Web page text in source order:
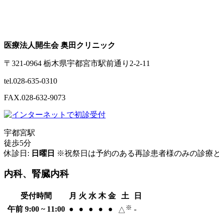
医療法人開生会 奥田クリニック
〒321-0964 栃木県宇都宮市駅前通り2-2-11
tel.028-635-0310
FAX.028-632-9073
宇都宮駅
徒歩5分
休診日: 日曜日 ※祝祭日は予約のある再診患者様のみの診療
内科、腎臓内科
受付時間 月 火 水 木 金 土
日
午前 9:00 ~ 11:00 ● ● ● ● ● △ ※ -